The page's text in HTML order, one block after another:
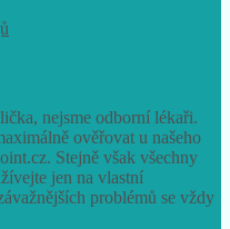
nejsme odborní lékaři.
ověřovat u našeho
Stejně však všechny
jen na vlastní
problémů se vždy